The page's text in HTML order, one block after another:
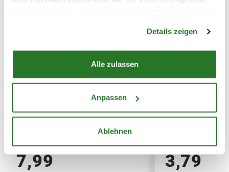
Details zeigen
Alle zulassen
Anpassen
Ablehnen
14,95€
SPEDITIONSVERSAND
BLUMEN RISSE Bio-Garten-&
7,99
BLUMEN
3,79